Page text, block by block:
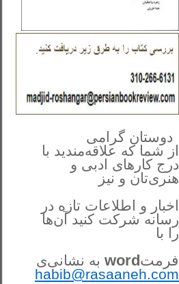
دوستان گرامی
از شما که علاقه‌مندید با
درج کارهای‌ ادبی و
هنری‌تان و نیز
اخبار و اطلاعات تازه در
رسانه شرکت کنید آن‌ها
را با
فرمتword به نشانی‌ی
habib@rasaaneh.com